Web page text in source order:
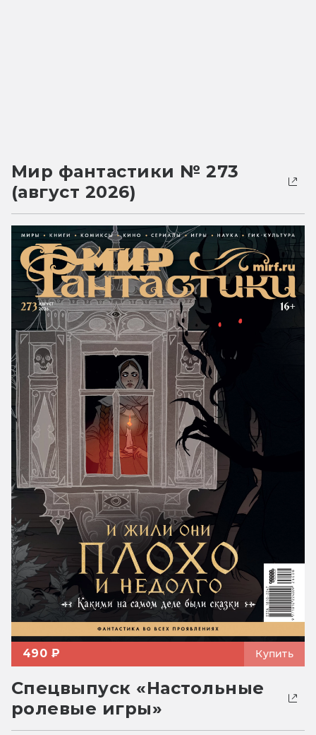
Мир фантастики № 273
(август 2026)
490 ₽ Купить
Спецвыпуск «Настольные
ролевые игры»